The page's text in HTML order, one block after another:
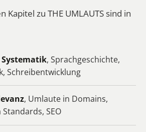
Kapitel zu THE UMLAUTS sind in
, Sprachgeschichte,
Schreibentwicklung
, Umlaute in Domains,
SEO